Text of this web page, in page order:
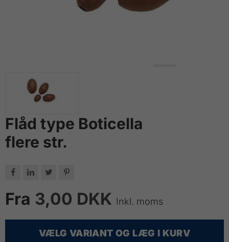
Flåd type Boticella
flere str.
   
Fra 3,00 DKK Inkl. moms
VÆLG VARIANT OG LÆG I KURV